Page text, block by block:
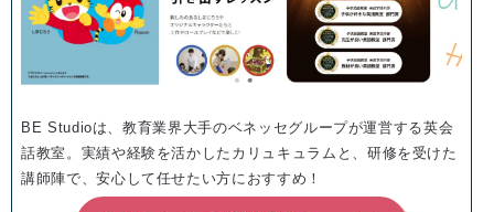
BE Studioは、教育業界大手のベネッセグループが運営する英会
話教室。実績や経験を活かしたカリュキュラムと、研修を受けた
講師陣で、安心して任せたい方におすすめ！